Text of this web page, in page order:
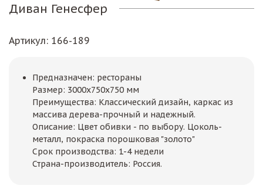
Диван Генесфер
Артикул: 166-189
Предназначен: рестораны
Размер: 3000х750х750 мм
Преимущества: Классический дизайн, каркас из
массива дерева-прочный и надежный.
Описание: Цвет обивки - по выбору. Цоколь-
металл, покраска порошковая "золото"
Срок производства: 1-4 недели
Страна-производитель: Россия.